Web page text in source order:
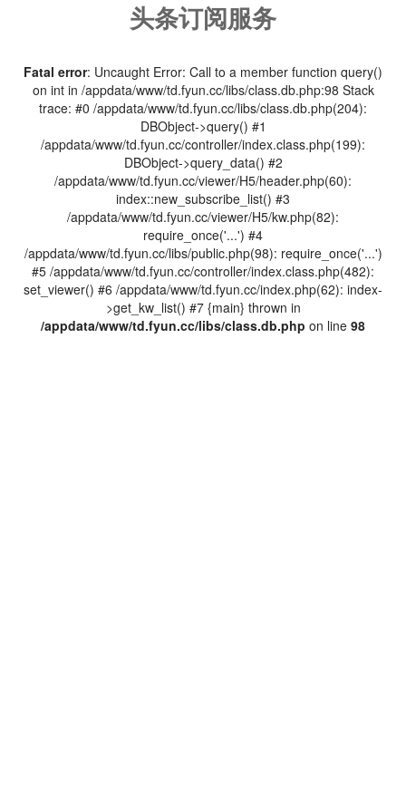
头条订阅服务
Fatal error: Uncaught Error: Call to a member function query()
on int in /appdata/www/td.fyun.cc/libs/class.db.php:98 Stack
trace: #0 /appdata/www/td.fyun.cc/libs/class.db.php(204):
DBObject->query() #1
/appdata/www/td.fyun.cc/controller/index.class.php(199):
DBObject->query_data() #2
/appdata/www/td.fyun.cc/viewer/H5/header.php(60):
index::new_subscribe_list() #3
/appdata/www/td.fyun.cc/viewer/H5/kw.php(82):
require_once('...') #4
/appdata/www/td.fyun.cc/libs/public.php(98): require_once('...')
#5 /appdata/www/td.fyun.cc/controller/index.class.php(482):
set_viewer() #6 /appdata/www/td.fyun.cc/index.php(62): index-
>get_kw_list() #7 {main} thrown in
/appdata/www/td.fyun.cc/libs/class.db.php on line 98